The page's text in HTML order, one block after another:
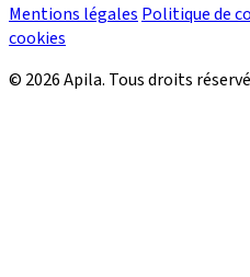
Mentions légales Politique de
cookies
© 2026 Apila. Tous droits